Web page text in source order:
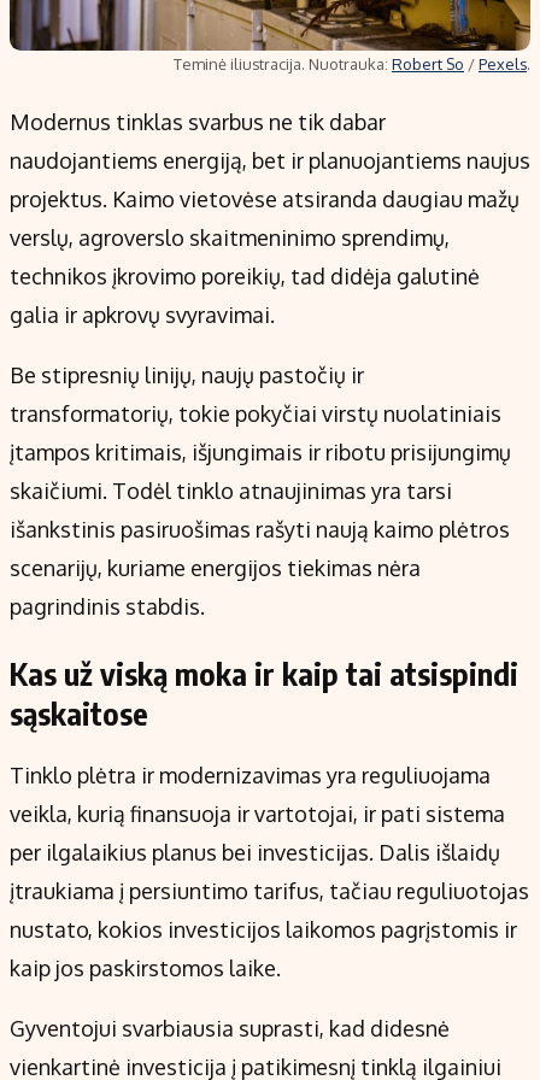
Teminė iliustracija. Nuotrauka: Robert So /Pexels.
Modernus tinklas svarbus ne tik dabar
naudojantiems energiją, bet ir planuojantiems naujus
projektus. Kaimo vietovėse atsiranda daugiau mažų
verslų, agroverslo skaitmeninimo sprendimų,
technikos įkrovimo poreikių, tad didėja galutinė
galia ir apkrovų svyravimai.
Be stipresnių linijų, naujų pastočių ir
transformatorių, tokie pokyčiai virstų nuolatiniais
įtampos kritimais, išjungimais ir ribotu prisijungimų
skaičiumi. Todėl tinklo atnaujinimas yra tarsi
išankstinis pasiruošimas rašyti naują kaimo plėtros
scenarijų, kuriame energijos tiekimas nėra
pagrindinis stabdis.
Kas už viską moka ir kaip tai atsispindi
sąskaitose
Tinklo plėtra ir modernizavimas yra reguliuojama
veikla, kurią finansuoja ir vartotojai, ir pati sistema
per ilgalaikius planus bei investicijas. Dalis išlaidų
įtraukiama į persiuntimo tarifus, tačiau reguliuotojas
nustato, kokios investicijos laikomos pagrįstomis ir
kaip jos paskirstomos laike.
Gyventojui svarbiausia suprasti, kad didesnė
vienkartinė investicija į patikimesnį tinklą ilgainiui